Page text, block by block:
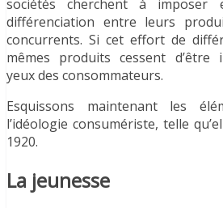
sociétés cherchent à
différenciation entre leurs
concurrents. Si cet effort de
mêmes produits cessent d’être
yeux des consommateurs.
Esquissons maintenant les
l’idéologie consumériste, telle
1920.
La jeunesse